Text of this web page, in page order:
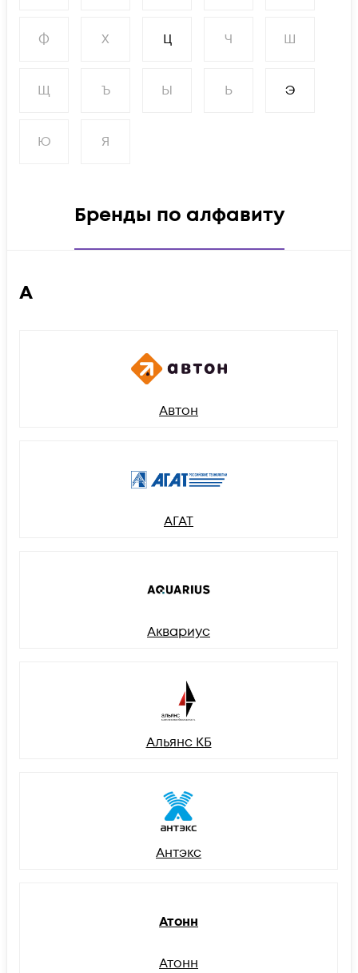
Ф Х Ц Ч Ш
Щ Ъ Ы Ь Э
Ю Я
Бренды по алфавиту
А
Автон
АГАТ
Аквариус
Альянс КБ
Антэкс
Атонн
Атонн